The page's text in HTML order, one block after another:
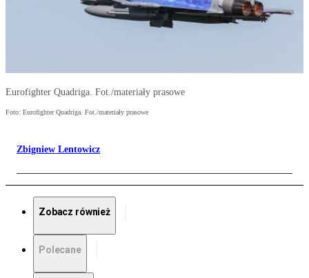
Eurofighter Quadriga. Fot./materiały prasowe
Foto: Eurofighter Quadriga. Fot./materiały prasowe
Zbigniew Lentowicz
Zobacz również
Polecane